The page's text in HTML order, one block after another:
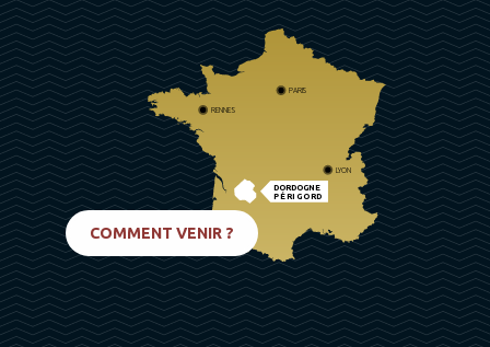
DORDOGNE
PÉRIGORD
PARIS
RENNES
LYON
COMMENT VENIR ?